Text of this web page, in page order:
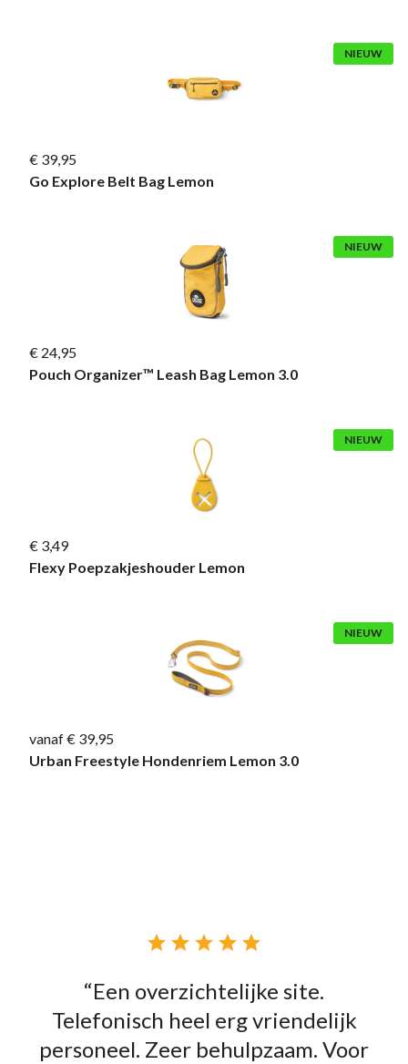
NIEUW
€ 39,95
Go Explore Belt Bag Lemon
NIEUW
€ 24,95
Pouch Organizer™ Leash Bag Lemon 3.0
NIEUW
€ 3,49
Flexy Poepzakjeshouder Lemon
NIEUW
vanaf € 39,95
Urban Freestyle Hondenriem Lemon 3.0
    
“Een overzichtelijke site.
Telefonisch heel erg vriendelijk
personeel. Zeer behulpzaam. Voor